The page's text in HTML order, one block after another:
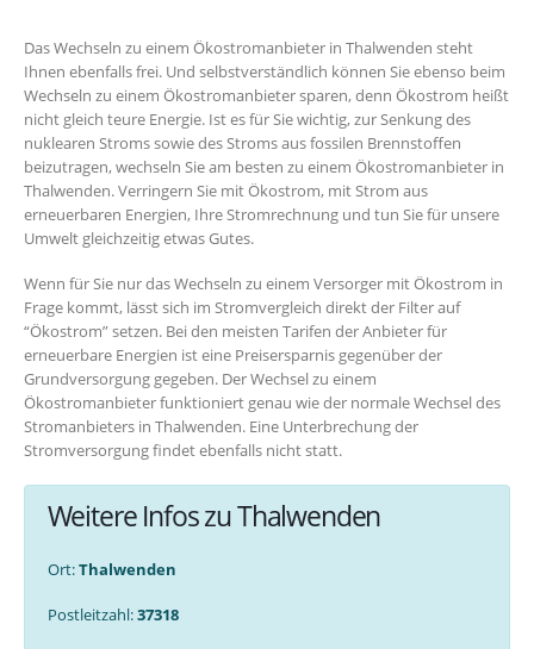
Das Wechseln zu einem Ökostromanbieter in Thalwenden steht
Ihnen ebenfalls frei. Und selbstverständlich können Sie ebenso beim
Wechseln zu einem Ökostromanbieter sparen, denn Ökostrom heißt
nicht gleich teure Energie. Ist es für Sie wichtig, zur Senkung des
nuklearen Stroms sowie des Stroms aus fossilen Brennstoffen
beizutragen, wechseln Sie am besten zu einem Ökostromanbieter in
Thalwenden. Verringern Sie mit Ökostrom, mit Strom aus
erneuerbaren Energien, Ihre Stromrechnung und tun Sie für unsere
Umwelt gleichzeitig etwas Gutes.
Wenn für Sie nur das Wechseln zu einem Versorger mit Ökostrom in
Frage kommt, lässt sich im Stromvergleich direkt der Filter auf
“Ökostrom” setzen. Bei den meisten Tarifen der Anbieter für
erneuerbare Energien ist eine Preisersparnis gegenüber der
Grundversorgung gegeben. Der Wechsel zu einem
Ökostromanbieter funktioniert genau wie der normale Wechsel des
Stromanbieters in Thalwenden. Eine Unterbrechung der
Stromversorgung findet ebenfalls nicht statt.
Weitere Infos zu Thalwenden
Ort:Thalwenden
Postleitzahl:37318